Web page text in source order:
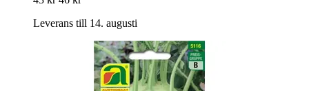
Leverans till 14. augusti